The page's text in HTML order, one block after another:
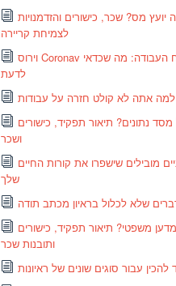
יועץ מס? שכר, כישורים והזדמנויות
לצמיחת קריירה
וירוס Coronav הופך את כוח העבודה: מה שכדאי
לדעת
למה אתה לא קולט חזרה על עבודות
נתונים? תיאור תפקיד, כישורים
ושכר
מובילים שישפרו את קורות החיים
שלך
שלא לכלול בראיון מכתב תודה
משפטי? תיאור תפקיד, כישורים
ותובנות שכר
להכין עבור סוגים שונים של ראיונות